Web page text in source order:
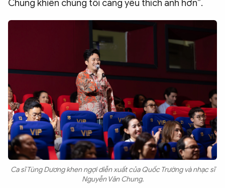
Chung khiến chúng tôi càng yêu thích anh hơn”.
Ca sĩ Tùng Dương khen ngợi diễn xuất của Quốc Trường và nhạc sĩ
Nguyễn Văn Chung.